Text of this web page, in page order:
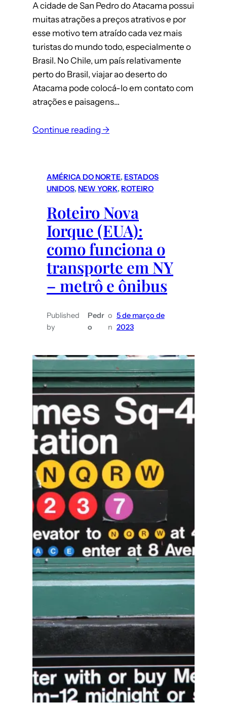
A cidade de San Pedro do Atacama possui
muitas atrações a preços atrativos e por
esse motivo tem atraído cada vez mais
turistas do mundo todo, especialmente o
Brasil. No Chile, um país relativamente
perto do Brasil, viajar ao deserto do
Atacama pode colocá-lo em contato com
atrações e paisagens…
Continue reading →:
Atacama
O
que
fazer
e
quanto
custam
os
AMÉRICA DO NORTE, ESTADOS
UNIDOS, NEW YORK, ROTEIRO
Roteiro Nova
Iorque (EUA):
como funciona o
transporte em NY
– metrô e ônibus
Published
by
Pedr
o
o
n
5 de março de
2023